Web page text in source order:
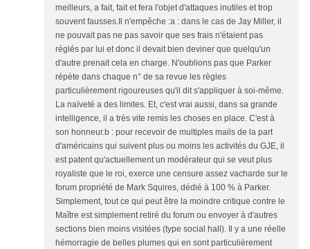
meilleurs, a fait, fait et fera l'objet d'attaques inutiles et trop
souvent fausses.Il n'empêche :a : dans le cas de Jay Miller, il
ne pouvait pas ne pas savoir que ses frais n'étaient pas
réglés par lui et donc il devait bien deviner que quelqu'un
d'autre prenait cela en charge. N'oublions pas que Parker
répète dans chaque n° de sa revue les règles
particulièrement rigoureuses qu'il dit s'appliquer à soi-même.
La naïveté a des limites. Et, c'est vrai aussi, dans sa grande
intelligence, il a très vite remis les choses en place. C'est à
son honneur.b : pour recevoir de multiples mails de la part
d'américains qui suivent plus ou moins les activités du GJE, il
est patent qu'actuellement un modérateur qui se veut plus
royaliste que le roi, exerce une censure assez vacharde sur le
forum propriété de Mark Squires, dédié à 100 % à Parker.
Simplement, tout ce qui peut être la moindre critique contre le
Maître est simplement retiré du forum ou envoyer à d'autres
sections bien moins visitées (type social hall). Il y a une réelle
hémorragie de belles plumes qui en sont particulièrement